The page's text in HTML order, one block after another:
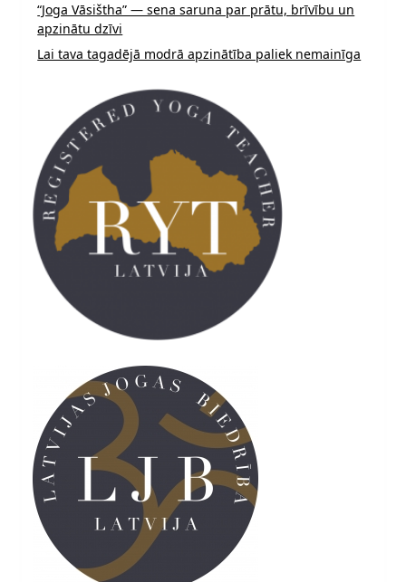
“Joga Vāsištha” — sena saruna par prātu, brīvību un
apzinātu dzīvi
Lai tava tagadējā modrā apzinātība paliek nemainīga